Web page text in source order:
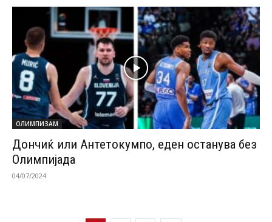
ОЛИМПИЗАМ
Дончиќ или Антетокумпо, еден останува без
Олимпијада
04/07/2024